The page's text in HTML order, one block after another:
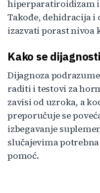
hiperparatiroidizam
Takođe, dehidracija
izazvati porast nivoa
Kako se
Dijagnoza
raditi i testovi za
zavisi od uzroka, a
preporučuje se
izbegavanje
slučajevima
pomoć.